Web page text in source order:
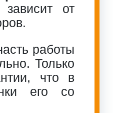
от
работы
Только
что в
его со